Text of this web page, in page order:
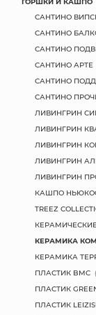
САНТИНО
САНТИНО
САНТИНО
САНТИНО АРТЕ
САНТИНО
САНТИНО
ЛИВИНГРИН
ЛИВИНГРИН
ЛИВИНГРИН
ЛИВИНГРИН
ЛИВИНГРИН
КАШПО
TREEZ
КЕРАМИКА
КЕРАМИКА
ПЛАСТИК BMC
ПЛАСТИК
ПЛАСТИК